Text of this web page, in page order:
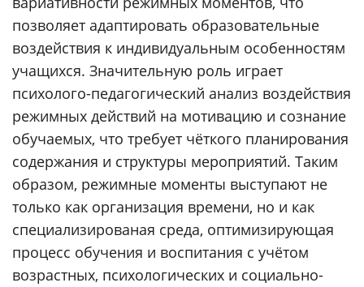
позволяет адаптировать образовательные
воздействия к индивидуальным особенностям
учащихся. Значительную роль играет
психолого-педагогический анализ воздействия
режимных действий на мотивацию и сознание
обучаемых, что требует чёткого планирования
содержания и структуры мероприятий. Таким
образом, режимные моменты выступают не
только как организация времени, но и как
специализированая среда, оптимизирующая
процесс обучения и воспитания с учётом
возрастных, психологических и социально-